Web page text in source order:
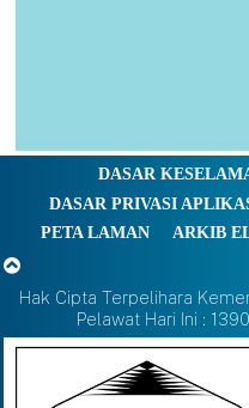
DASAR
DASAR PRIVASI
PETA LAMAN
ARKIB
Hak Cipta Terpelihara
Pelawat Hari Ini :